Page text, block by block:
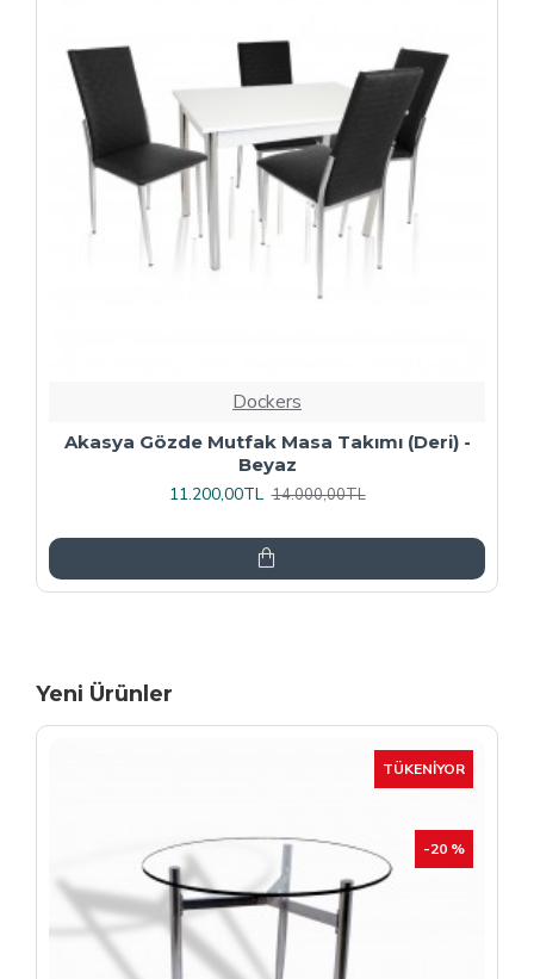
-20 %
Dockers
Premıum - Gözde Mutfak Masa Takımı -
Füme
13.600,00TL 17.000,00TL
Yeni Ürünler
-15 %